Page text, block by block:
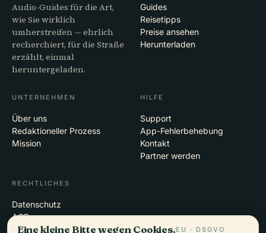
Audio-Guides für die Art,
wie Sie wirklich
umherstreifen — ehrlich
recherchiert, für die Straße
erzählt, einmal
heruntergeladen.
Guides
Reisetipps
Preise ansehen
Herunterladen
UNTERNEHMEN
Über uns
Redaktioneller Prozess
Mission
HILFE
Support
App-Fehlerbehebung
Kontakt
Partner werden
RECHTLICHES
Datenschutz
AGB
Cookie-Einstellungen
Eine kleine Bitte wegen Cookies.EU · DSGVO